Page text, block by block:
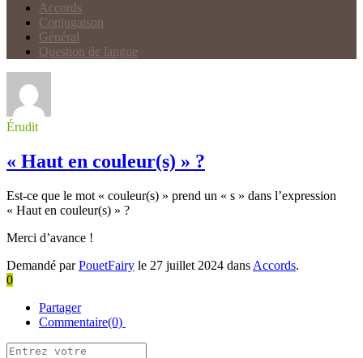
Accords
Conjugaison
Général
Question de langue
Érudit
« Haut en couleur(s) » ?
Est-ce que le mot « couleur(s) » prend un « s » dans l’expression
« Haut en couleur(s) » ?
Merci d’avance !
Demandé parPouetFairy le 27 juillet 2024 dans Accords.
0
Partager
Commentaire(0)